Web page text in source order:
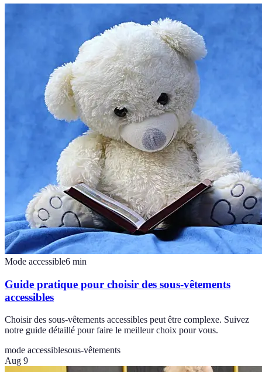
Mode accessible6 min
Guide pratique pour choisir des sous-vêtements
accessibles
Choisir des sous-vêtements accessibles peut être complexe. Suivez
notre guide détaillé pour faire le meilleur choix pour vous.
mode accessiblesous-vêtements
Aug 9